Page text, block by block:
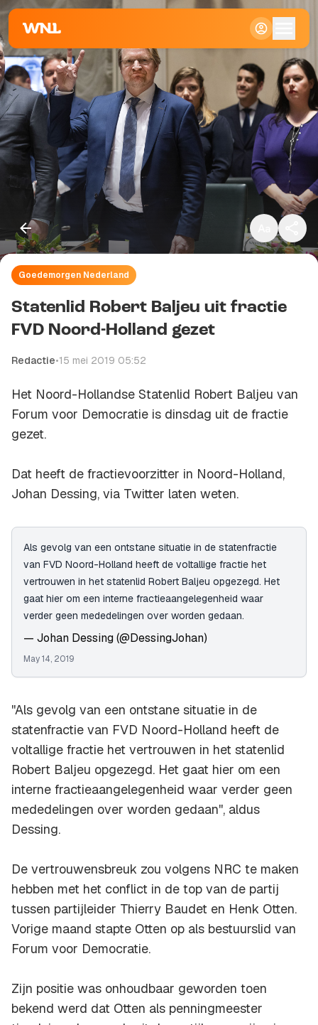
Klein
Standaard
Groot
Goedemorgen Nederland
Statenlid Robert Baljeu uit fractie
FVD Noord-Holland gezet
Redactie•15 mei 2019 05:52
Het Noord-Hollandse Statenlid Robert Baljeu van
Forum voor Democratie is dinsdag uit de fractie
gezet.
Dat heeft de fractievoorzitter in Noord-Holland,
Johan Dessing, via Twitter laten weten.
Als gevolg van een ontstane situatie in de statenfractie
van FVD Noord-Holland heeft de voltallige fractie het
vertrouwen in het statenlid Robert Baljeu opgezegd. Het
gaat hier om een interne fractieaangelegenheid waar
verder geen mededelingen over worden gedaan.
— Johan Dessing (@DessingJohan)
May 14, 2019
''Als gevolg van een ontstane situatie in de
statenfractie van FVD Noord-Holland heeft de
voltallige fractie het vertrouwen in het statenlid
Robert Baljeu opgezegd. Het gaat hier om een
interne fractieaangelegenheid waar verder geen
mededelingen over worden gedaan'', aldus
Dessing.
De vertrouwensbreuk zou volgens NRC te maken
hebben met het conflict in de top van de partij
tussen partijleider Thierry Baudet en Henk Otten.
Vorige maand stapte Otten op als bestuurslid van
Forum voor Democratie.
Zijn positie was onhoudbaar geworden toen
bekend werd dat Otten als penningmeester